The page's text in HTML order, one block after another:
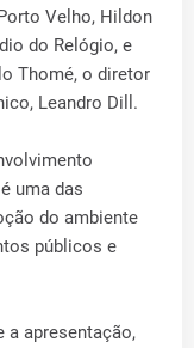
Velho, Hildon
do Relógio, e
Thomé, o diretor
Leandro Dill.
uma das
do ambiente
públicos e
a apresentação,